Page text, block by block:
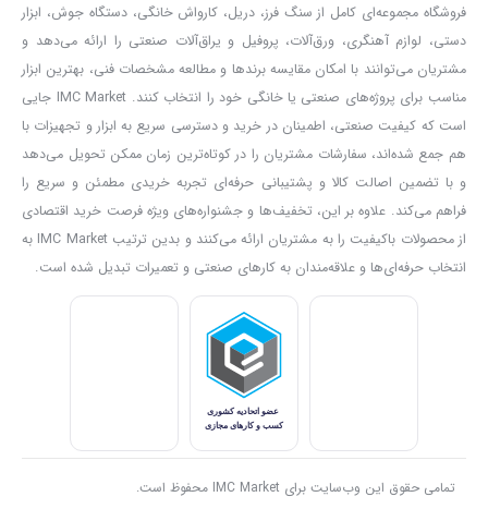
فروشگاه مجموعه‌ای کامل از سنگ فرز، دریل، کارواش خانگی، دستگاه جوش، ابزار
دستی، لوازم آهنگری، ورق‌آلات، پروفیل و یراق‌آلات صنعتی را ارائه می‌دهد و
مشتریان می‌توانند با امکان مقایسه برندها و مطالعه مشخصات فنی، بهترین ابزار
مناسب برای پروژه‌های صنعتی یا خانگی خود را انتخاب کنند. IMC Market جایی
است که کیفیت صنعتی، اطمینان در خرید و دسترسی سریع به ابزار و تجهیزات با
هم جمع شده‌اند، سفارشات مشتریان را در کوتاه‌ترین زمان ممکن تحویل می‌دهد
و با تضمین اصالت کالا و پشتیبانی حرفه‌ای تجربه خریدی مطمئن و سریع را
فراهم می‌کند. علاوه بر این، تخفیف‌ها و جشنواره‌های ویژه فرصت خرید اقتصادی
از محصولات باکیفیت را به مشتریان ارائه می‌کنند و بدین ترتیب IMC Market به
انتخاب حرفه‌ای‌ها و علاقه‌مندان به کارهای صنعتی و تعمیرات تبدیل شده است.
تمامی حقوق این وب‌سایت برای IMC Market محفوظ است.